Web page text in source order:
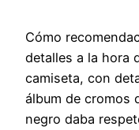
Cómo
detalles a la hora
camiseta, con
álbum de cromos
negro daba